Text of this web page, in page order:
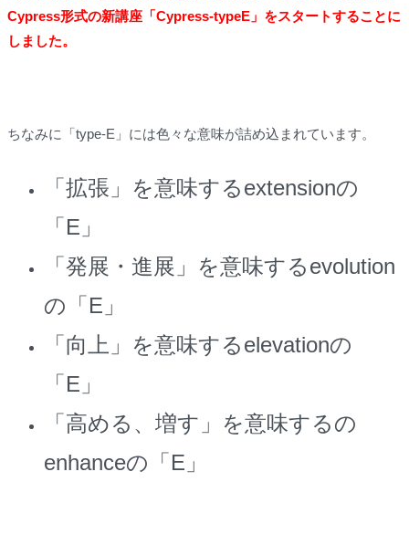
Cypress形式の新講座「Cypress-typeE」をスタートすることに
しました。
ちなみに「type-E」には色々な意味が詰め込まれています。
「拡張」を意味するextensionの
「E」
「発展・進展」を意味するevolution
の「E」
「向上」を意味するelevationの
「E」
「高める、増す」を意味するの
enhanceの「E」